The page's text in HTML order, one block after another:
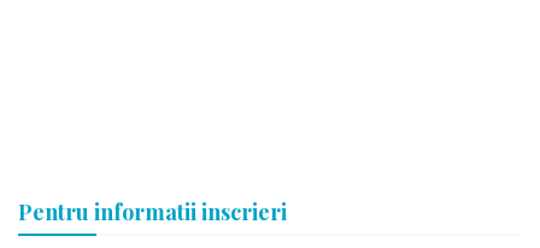
Pentru informatii inscrieri